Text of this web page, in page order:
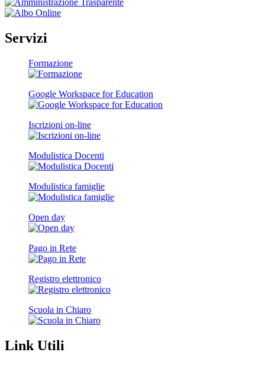
Servizi
Formazione
Google Workspace for Education
Iscrizioni on-line
Modulistica Docenti
Modulistica famiglie
Open day
Pago in Rete
Registro elettronico
Scuola in Chiaro
Link Utili